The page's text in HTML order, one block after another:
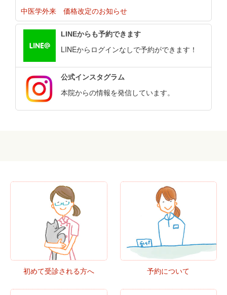
中医学外来 価格改定のお知らせ
LINEからも予約できます
LINEからログインなしで予約ができます！
公式インスタグラム
本院からの情報を発信しています。
初めて受診される方へ 予約について